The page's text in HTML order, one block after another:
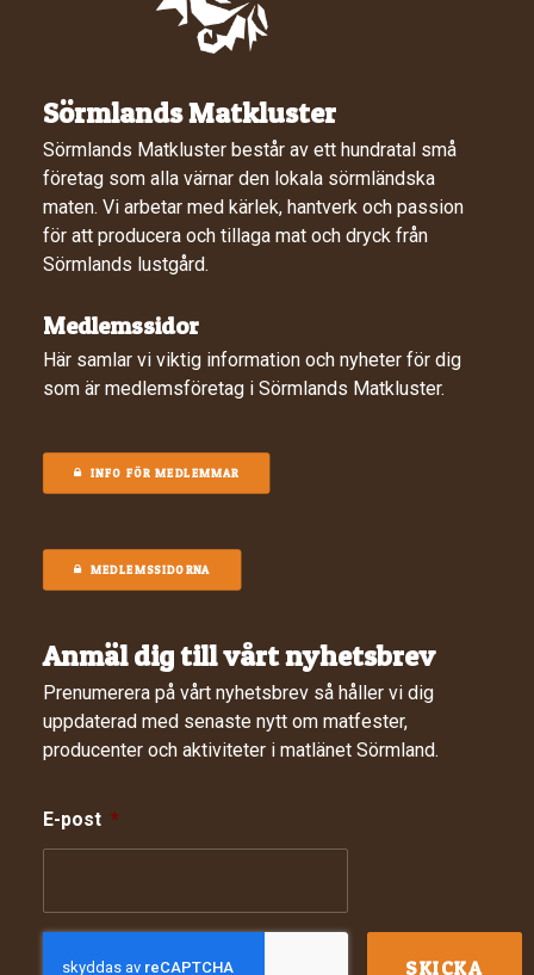
Sörmlands Matkluster
Sörmlands Matkluster består av ett hundratal små
företag som alla värnar den lokala sörmländska
maten. Vi arbetar med kärlek, hantverk och passion
för att producera och tillaga mat och dryck från
Sörmlands lustgård.
Medlemssidor
Här samlar vi viktig information och nyheter för dig
som är medlemsföretag i Sörmlands Matkluster.
INFO FÖR MEDLEMMAR
MEDLEMSSIDORNA
Anmäl dig till vårt nyhetsbrev
Prenumerera på vårt nyhetsbrev så håller vi dig
uppdaterad med senaste nytt om matfester,
producenter och aktiviteter i matlänet Sörmland.
E-post *